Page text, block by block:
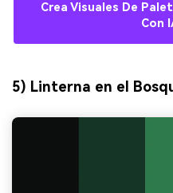
Crea Visuales De
Con
5) Linterna en el